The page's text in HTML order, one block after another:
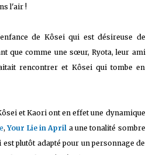
l'air !
de Kôsei qui est désireuse de
que comme une sœur, Ryota, leur ami
rencontrer et Kôsei qui tombe en
et Kaori ont en effet une dynamique
,Your Lie in April a une tonalité sombre
plutôt adapté pour un personnage de